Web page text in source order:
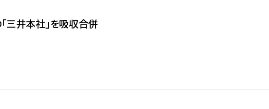
三井本社」を吸収合併